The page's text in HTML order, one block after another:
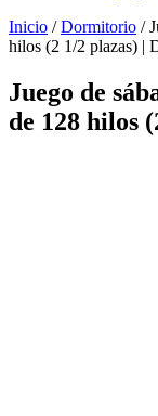
Inicio /Dormitorio /
hilos (2 1/2 plazas) |
Juego de
de 128 hilos